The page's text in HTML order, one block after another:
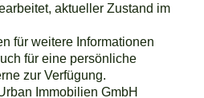
aktueller Zustand im
für weitere Informationen
für eine persönliche
zur Verfügung.
Immobilien GmbH